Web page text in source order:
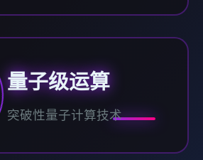
量子级运算
突破性量子计算技术